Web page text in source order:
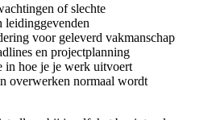
of slechte
leidinggevenden
voor geleverd vakmanschap
en projectplanning
in hoe je je werk uitvoert
overwerken normaal wordt